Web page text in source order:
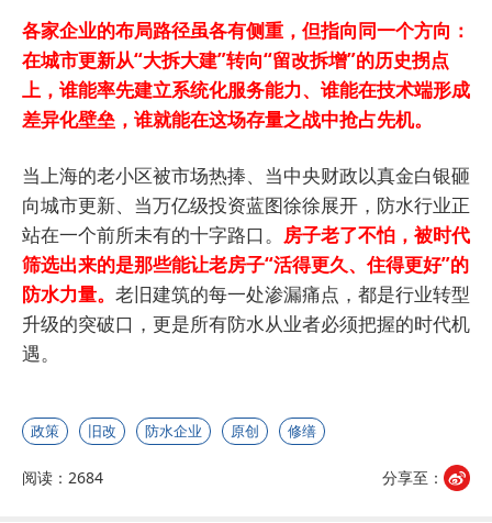
各家企业的布局路径虽各有侧重，但指向同一个方向：
在城市更新从“大拆大建”转向“留改拆增”的历史拐点
上，谁能率先建立系统化服务能力、谁能在技术端形成
差异化壁垒，谁就能在这场存量之战中抢占先机。
当上海的老小区被市场热捧、当中央财政以真金白银砸
向城市更新、当万亿级投资蓝图徐徐展开，防水行业正
站在一个前所未有的十字路口。 房子老了不怕，被时代
筛选出来的是那些能让老房子“活得更久、住得更好”的
防水力量。 老旧建筑的每一处渗漏痛点，都是行业转型
升级的突破口，更是所有防水从业者必须把握的时代机
遇。
政策 旧改 防水企业 原创 修缮
阅读：2684 分享至：